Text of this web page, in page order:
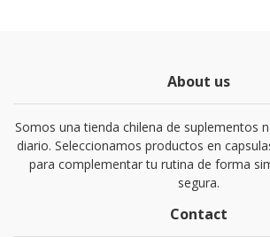
About us
Somos una tienda chilena de suplementos
diario. Seleccionamos productos en
para complementar tu rutina de forma
segura.
Contact